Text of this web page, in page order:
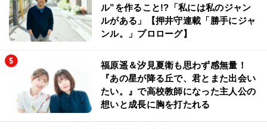
ル”を作ること!?「私には私のジャン
ルがある」【押井守連載「勝手にジャ
ンル。」プロローグ】
福原遥＆汐見夏衛も思わず感無量！
『あの星が降る丘で、君とまた出会い
たい。』で高校教師になった主人公の
想いと成長に胸を打たれる